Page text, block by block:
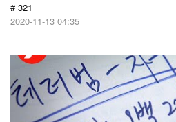
# 321
2020-11-13 04:35